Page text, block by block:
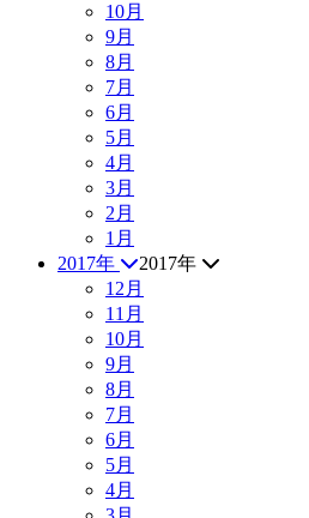
10月
9月
8月
7月
6月
5月
4月
3月
2月
1月
2017年
2017年
12月
11月
10月
9月
8月
7月
6月
5月
4月